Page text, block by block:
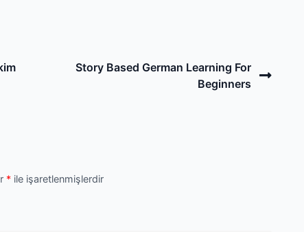
Story Based German Learning For
Beginners
* ile işaretlenmişlerdir